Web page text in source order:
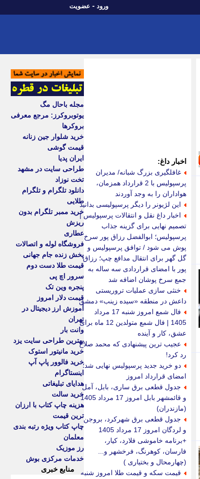
ورود - عضویت
اخبار داغ:
غافلگیری بزرگ شبانه/ مدیران
پرسپولیس با 2 قرارداد همزمان،
هواداران را به وجد آوردند
این لژیونر را دیگر پرسپولیسی بدانید
اخبار داغ نقل و انتقالات پرسپولیس |
تصمیم نهایی برای گزینه جذاب
پرسپولیس؛ ابوالفضل رزاق پور سرخ
پوش می شود / توافق پرسپولیس و
گل گهر برای انتقال مدافع چپ؛ رزاق
پور با امضای قراردادی سه ساله به
جمع سرخ پوشان اضافه شد
خنثی سازی عملیات تروریستی
داعش در منطقه «سیده زینب» دمشق
فال شمع امروز شنبه 17 مرداد
1405 | فال شمع متولدین 12 ماه برای
عشق، کار و آینده
عجیب ترین پیشنهادی که محمد صلاح
رد کرد!
دو خرید جدید پرسپولیس نهایی شد؛
امضای قرارداد امروز
جدول قطعی برق ساری، بابل، آمل
و قائمشهر بابل امروز 17 مرداد 1405
(مازندران)
جدول قطعی برق شهرکرد، بروجن
و لردگان امروز 17 مرداد 1405
+برنامه خاموشی فلارد، کیار،
فارسان، کوهرنگ، فرخشهر و...
(چهارمحال و بختیاری )
قیمت سکه و قیمت طلا امروز شنبه
مجله باحال مگ
یوتوبروکرز: مرجع معرفی
بروکرها
خرید شلوار جین زنانه
قیمت گوشی
ایران پدیا
طراحی سایت در مشهد
تخت نوزاد
دانلود تلگرام و تلگرام
طلایی
خرید ممبر تلگرام بدون
ریزش
عطاری
فروشگاه لوله و اتصالات
پخش زنده جام جهانی
قیمت طلا دست دوم
سرور اچ پی
پنجره وین تک
قیمت دلار امروز
آموزش ارز دیجیتال در
تهران
وانت بار
بهترین طراحی سایت یزد
خرید مانیتور استوک
خرید فالوور پاپ آپ
اینستاگرام
هدایای تبلیغاتی
خرید سالت
هزینه چاپ کتاب با ارزان
ترین قیمت
چاپ کتاب ویژه رتبه بندی
معلمان
رز موزیک
خدمات مرکزی بوش
منابع خبری